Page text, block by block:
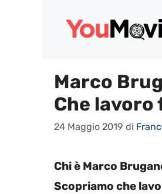
Marco
Che lavoro
24 Maggio 2019 di
Chi è Marco
Scopriamo che